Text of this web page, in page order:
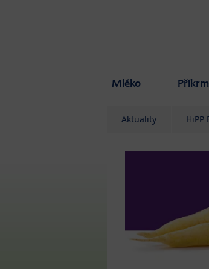
Mléko
Aktuality HiPP